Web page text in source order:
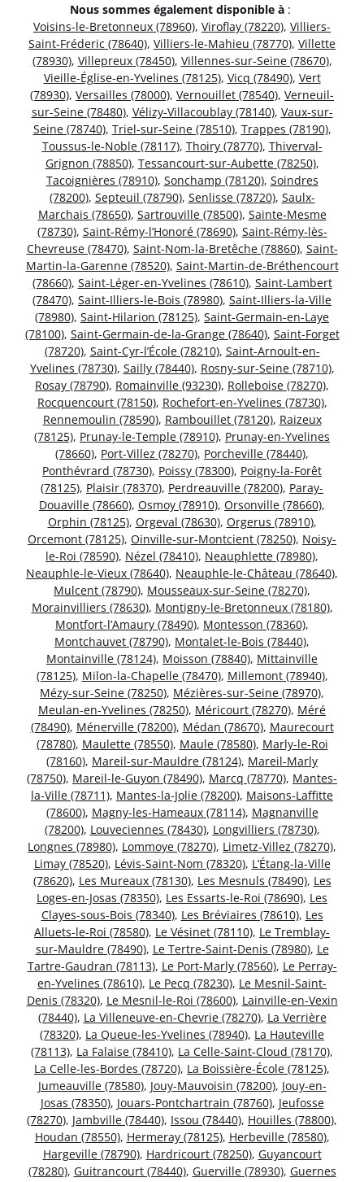
Nous sommes également disponible à :
Voisins-le-Bretonneux (78960), Viroflay (78220), Villiers-
Saint-Fréderic (78640), Villiers-le-Mahieu (78770), Villette
(78930), Villepreux (78450), Villennes-sur-Seine (78670),
Vieille-Église-en-Yvelines (78125), Vicq (78490), Vert
(78930), Versailles (78000), Vernouillet (78540), Verneuil-
sur-Seine (78480), Vélizy-Villacoublay (78140), Vaux-sur-
Seine (78740), Triel-sur-Seine (78510), Trappes (78190),
Toussus-le-Noble (78117), Thoiry (78770), Thiverval-
Grignon (78850), Tessancourt-sur-Aubette (78250),
Tacoignières (78910), Sonchamp (78120), Soindres
(78200), Septeuil (78790), Senlisse (78720), Saulx-
Marchais (78650), Sartrouville (78500), Sainte-Mesme
(78730), Saint-Rémy-l’Honoré (78690), Saint-Rémy-lès-
Chevreuse (78470), Saint-Nom-la-Bretêche (78860), Saint-
Martin-la-Garenne (78520), Saint-Martin-de-Bréthencourt
(78660), Saint-Léger-en-Yvelines (78610), Saint-Lambert
(78470), Saint-Illiers-le-Bois (78980), Saint-Illiers-la-Ville
(78980), Saint-Hilarion (78125), Saint-Germain-en-Laye
(78100), Saint-Germain-de-la-Grange (78640), Saint-Forget
(78720), Saint-Cyr-l’École (78210), Saint-Arnoult-en-
Yvelines (78730), Sailly (78440), Rosny-sur-Seine (78710),
Rosay (78790), Romainville (93230), Rolleboise (78270),
Rocquencourt (78150), Rochefort-en-Yvelines (78730),
Rennemoulin (78590), Rambouillet (78120), Raizeux
(78125), Prunay-le-Temple (78910), Prunay-en-Yvelines
(78660), Port-Villez (78270), Porcheville (78440),
Ponthévrard (78730), Poissy (78300), Poigny-la-Forêt
(78125), Plaisir (78370), Perdreauville (78200), Paray-
Douaville (78660), Osmoy (78910), Orsonville (78660),
Orphin (78125), Orgeval (78630), Orgerus (78910),
Orcemont (78125), Oinville-sur-Montcient (78250), Noisy-
le-Roi (78590), Nézel (78410), Neauphlette (78980),
Neauphle-le-Vieux (78640), Neauphle-le-Château (78640),
Mulcent (78790), Mousseaux-sur-Seine (78270),
Morainvilliers (78630), Montigny-le-Bretonneux (78180),
Montfort-l’Amaury (78490), Montesson (78360),
Montchauvet (78790), Montalet-le-Bois (78440),
Montainville (78124), Moisson (78840), Mittainville
(78125), Milon-la-Chapelle (78470), Millemont (78940),
Mézy-sur-Seine (78250), Mézières-sur-Seine (78970),
Meulan-en-Yvelines (78250), Méricourt (78270), Méré
(78490), Ménerville (78200), Médan (78670), Maurecourt
(78780), Maulette (78550), Maule (78580), Marly-le-Roi
(78160), Mareil-sur-Mauldre (78124), Mareil-Marly
(78750), Mareil-le-Guyon (78490), Marcq (78770), Mantes-
la-Ville (78711), Mantes-la-Jolie (78200), Maisons-Laffitte
(78600), Magny-les-Hameaux (78114), Magnanville
(78200), Louveciennes (78430), Longvilliers (78730),
Longnes (78980), Lommoye (78270), Limetz-Villez (78270),
Limay (78520), Lévis-Saint-Nom (78320), L’Étang-la-Ville
(78620), Les Mureaux (78130), Les Mesnuls (78490), Les
Loges-en-Josas (78350), Les Essarts-le-Roi (78690), Les
Clayes-sous-Bois (78340), Les Bréviaires (78610), Les
Alluets-le-Roi (78580), Le Vésinet (78110), Le Tremblay-
sur-Mauldre (78490), Le Tertre-Saint-Denis (78980), Le
Tartre-Gaudran (78113), Le Port-Marly (78560), Le Perray-
en-Yvelines (78610), Le Pecq (78230), Le Mesnil-Saint-
Denis (78320), Le Mesnil-le-Roi (78600), Lainville-en-Vexin
(78440), La Villeneuve-en-Chevrie (78270), La Verrière
(78320), La Queue-les-Yvelines (78940), La Hauteville
(78113), La Falaise (78410), La Celle-Saint-Cloud (78170),
La Celle-les-Bordes (78720), La Boissière-École (78125),
Jumeauville (78580), Jouy-Mauvoisin (78200), Jouy-en-
Josas (78350), Jouars-Pontchartrain (78760), Jeufosse
(78270), Jambville (78440), Issou (78440), Houilles (78800),
Houdan (78550), Hermeray (78125), Herbeville (78580),
Hargeville (78790), Hardricourt (78250), Guyancourt
(78280), Guitrancourt (78440), Guerville (78930), Guernes